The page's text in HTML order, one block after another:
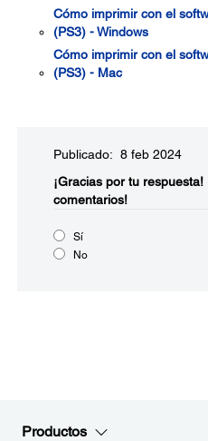
Cómo imprimir con el
(PS3) - Windows
Cómo imprimir con el
(PS3) - Mac
Publicado: 8 feb 2024
¡Gracias por tu respuesta!
comentarios!
Sí
No
Productos